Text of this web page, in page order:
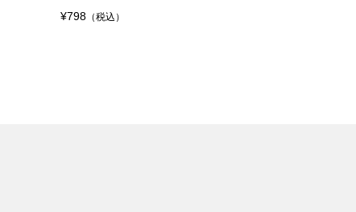
¥798（税込）